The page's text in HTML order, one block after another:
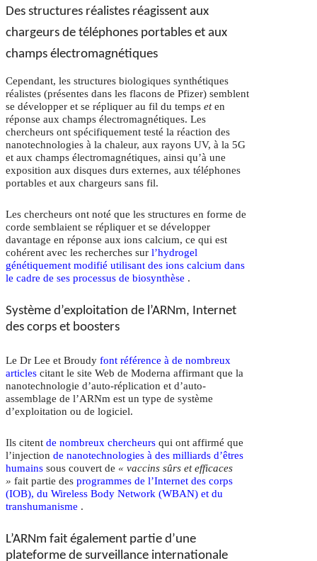
Des structures réalistes réagissent aux
chargeurs de téléphones portables et aux
champs électromagnétiques
Cependant, les structures biologiques synthétiques
réalistes (présentes dans les flacons de Pfizer) semblent
se développer et se répliquer au fil du temps et en
réponse aux champs électromagnétiques. Les
chercheurs ont spécifiquement testé la réaction des
nanotechnologies à la chaleur, aux rayons UV, à la 5G
et aux champs électromagnétiques, ainsi qu’à une
exposition aux disques durs externes, aux téléphones
portables et aux chargeurs sans fil.
Les chercheurs ont noté que les structures en forme de
corde semblaient se répliquer et se développer
davantage en réponse aux ions calcium, ce qui est
cohérent avec les recherches sur l’hydrogel
génétiquement modifié utilisant des ions calcium dans
le cadre de ses processus de biosynthèse .
Système d’exploitation de l’ARNm, Internet
des corps et boosters
Le Dr Lee et Broudy font référence à de nombreux
articles citant le site Web de Moderna affirmant que la
nanotechnologie d’auto-réplication et d’auto-
assemblage de l’ARNm est un type de système
d’exploitation ou de logiciel.
Ils citent de nombreux chercheurs qui ont affirmé que
l’injection de nanotechnologies à des milliards d’êtres
humains sous couvert de « vaccins sûrs et efficaces
» fait partie des programmes de l’Internet des corps
(IOB), du Wireless Body Network (WBAN) et du
transhumanisme .
L’ARNm fait également partie d’une
plateforme de surveillance internationale